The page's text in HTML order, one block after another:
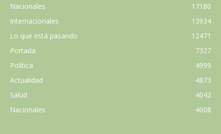
Nacionales
17180
Internacionales
13934
Lo que está pasando
12471
Portada
7327
Política
4999
Actualidad
4873
Salud
4042
Nacionales
4008